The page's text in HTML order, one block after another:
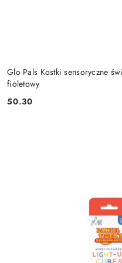
Glo Pals Kostki sensoryczne
fioletowy
Cena:
50.30